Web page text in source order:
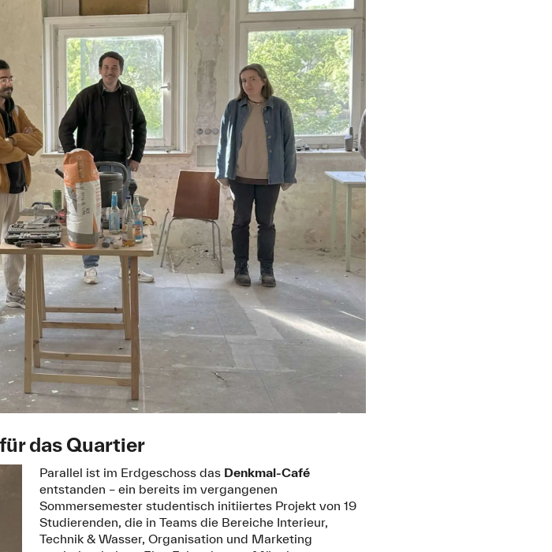
das Quartier
Parallel ist im Erdgeschoss das Denkmal-Café
entstanden – ein bereits im vergangenen
Sommersemester studentisch initiiertes Projekt von 19
Studierenden, die in Teams die Bereiche Interieur,
Technik & Wasser, Organisation und Marketing